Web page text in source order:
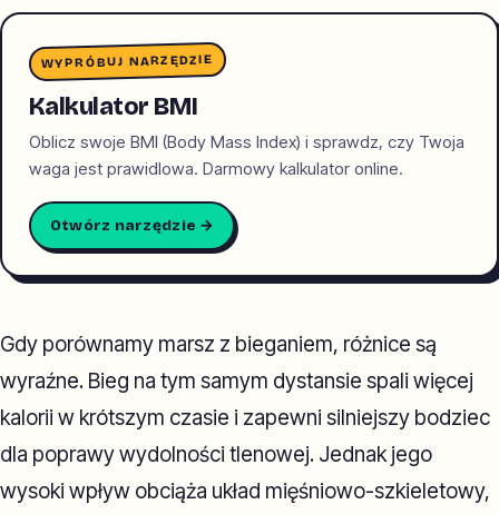
WYPRÓBUJ NARZĘDZIE
Kalkulator BMI
Oblicz swoje BMI (Body Mass Index) i sprawdz, czy Twoja
waga jest prawidlowa. Darmowy kalkulator online.
Otwórz narzędzie →
Gdy porównamy marsz z bieganiem, różnice są
wyraźne. Bieg na tym samym dystansie spali więcej
kalorii w krótszym czasie i zapewni silniejszy bodziec
dla poprawy wydolności tlenowej. Jednak jego
wysoki wpływ obciąża układ mięśniowo-szkieletowy,